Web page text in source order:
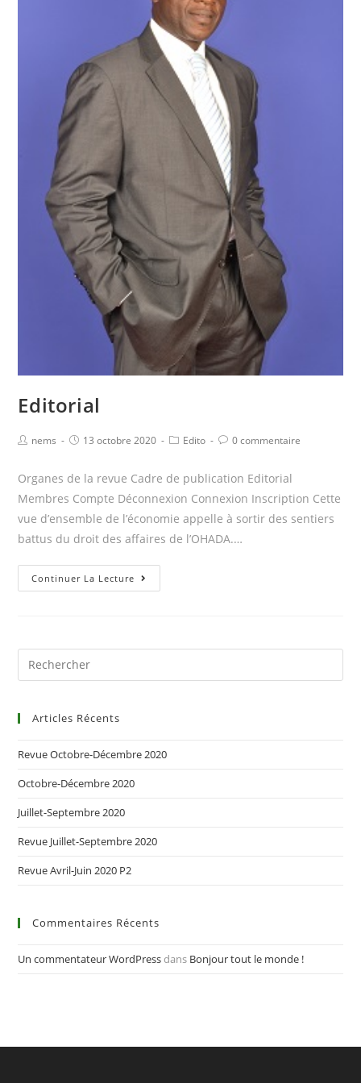
Editorial
Postnems
Post13 octobre 2020
PostEdito
Post0 commentaire
Organes de la revue Cadre de publication Editorial
Membres Compte Déconnexion Connexion Inscription Cette
vue d’ensemble de l’économie appelle à sortir des sentiers
battus du droit des affaires de l’OHADA.…
Continuer La Lecture
Search
for:
Articles Récents
Revue Octobre-Décembre 2020
Octobre-Décembre 2020
Juillet-Septembre 2020
Revue Juillet-Septembre 2020
Revue Avril-Juin 2020 P2
Commentaires Récents
Un commentateur WordPressdans Bonjour tout le monde !